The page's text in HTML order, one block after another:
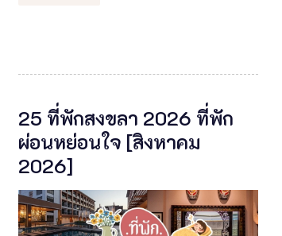
25 ที่พักสงขลา 2026 ที่พัก
ผ่อนหย่อนใจ [สิงหาคม
2026]